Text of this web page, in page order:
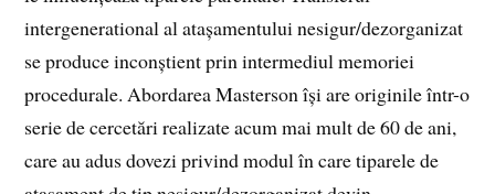
intergenerational al atașamentului nesigur/dezorganizat
se produce inconștient prin intermediul memoriei
procedurale. Abordarea Masterson își are originile într-o
serie de cercetări realizate acum mai mult de 60 de ani,
care au adus dovezi privind modul în care tiparele de